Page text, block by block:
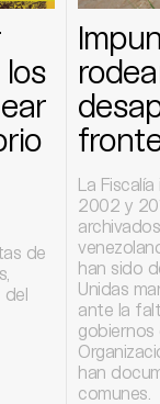
de
del
La
2002 y
han sido
Unidas
ante la
gobiernos
han
comunes.